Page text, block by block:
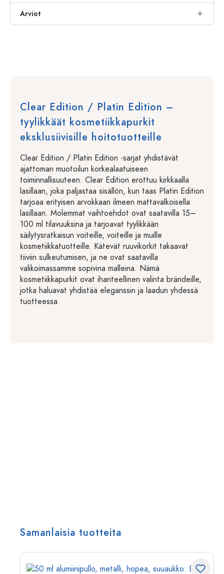
Arviot
Clear Edition / Platin Edition –
tyylikkäät kosmetiikkapurkit
eksklusiivisille hoitotuotteille
Clear Edition / Platin Edition -sarjat yhdistävät
ajattoman muotoilun korkealaatuiseen
toiminnallisuuteen. Clear Edition erottuu kirkkaalla
lasillaan, joka paljastaa sisällön, kun taas Platin Edition
tarjoaa erityisen arvokkaan ilmeen mattavalkoisella
lasillaan. Molemmat vaihtoehdot ovat saatavilla 15–
100 ml tilavuuksina ja tarjoavat tyylikkään
säilytysratkaisun voiteille, voiteille ja muille
kosmetiikkatuotteille. Kätevät ruuvikorkit takaavat
tiiviin sulkeutumisen, ja ne ovat saatavilla
valikoimassamme sopivina malleina. Nämä
kosmetiikkapurkit ovat ihanteellinen valinta brändeille,
jotka haluavat yhdistää eleganssin ja laadun yhdessä
tuotteessa.
Samanlaisia tuotteita